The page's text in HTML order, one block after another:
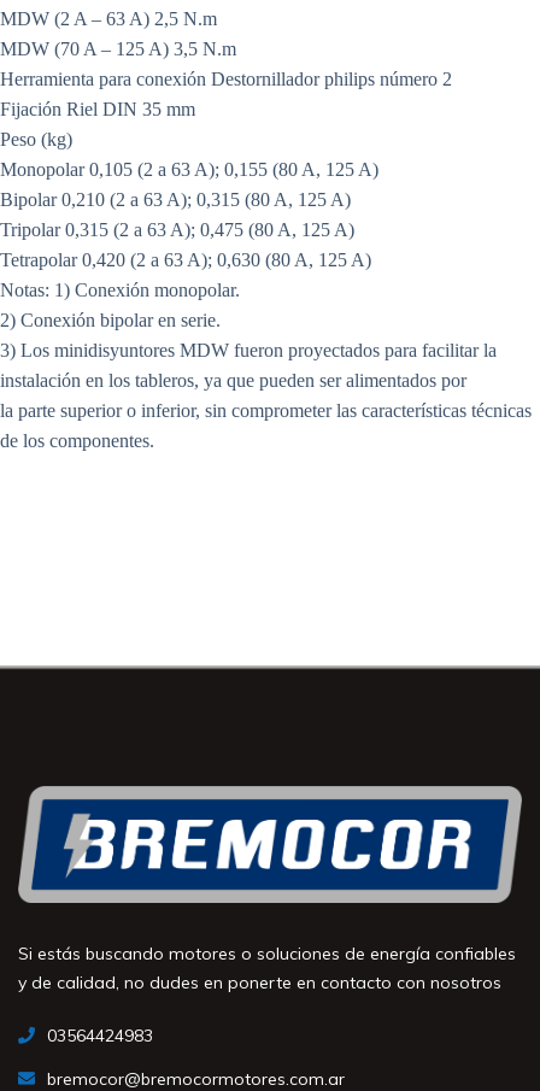
MDW (2 A – 63 A) 2,5 N.m
MDW (70 A – 125 A) 3,5 N.m
Herramienta para conexión Destornillador philips número 2
Fijación Riel DIN 35 mm
Peso (kg)
Monopolar 0,105 (2 a 63 A); 0,155 (80 A, 125 A)
Bipolar 0,210 (2 a 63 A); 0,315 (80 A, 125 A)
Tripolar 0,315 (2 a 63 A); 0,475 (80 A, 125 A)
Tetrapolar 0,420 (2 a 63 A); 0,630 (80 A, 125 A)
Notas: 1) Conexión monopolar.
2) Conexión bipolar en serie.
3) Los minidisyuntores MDW fueron proyectados para facilitar la
instalación en los tableros, ya que pueden ser alimentados por
la parte superior o inferior, sin comprometer las características técnicas
de los componentes.
Si estás buscando motores o soluciones de energía confiables
y de calidad, no dudes en ponerte en contacto con nosotros
03564424983
bremocor@bremocormotores.com.ar